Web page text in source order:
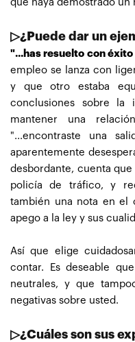
que haya demostrado
▷¿Puede dar un
"...has resuelto con
empleo se lanza con
y que otro estaba
conclusiones sobre la
mantener una
"...encontraste una
aparentemente
desbordante, cuenta
policía de tráfico, y
también una nota en el
apego a la ley y sus
Así que elige
contar. Es deseable
neutrales, y que
negativas sobre usted.
▷¿Cuáles son sus